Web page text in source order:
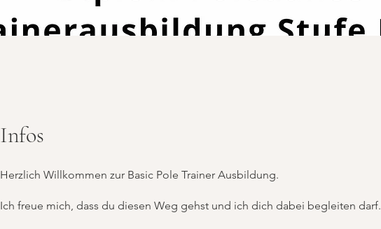
Infos
Herzlich Willkommen zur Basic Pole Trainer Ausbildung.
Ich freue mich, dass du diesen Weg gehst und ich dich dabei begleiten darf.